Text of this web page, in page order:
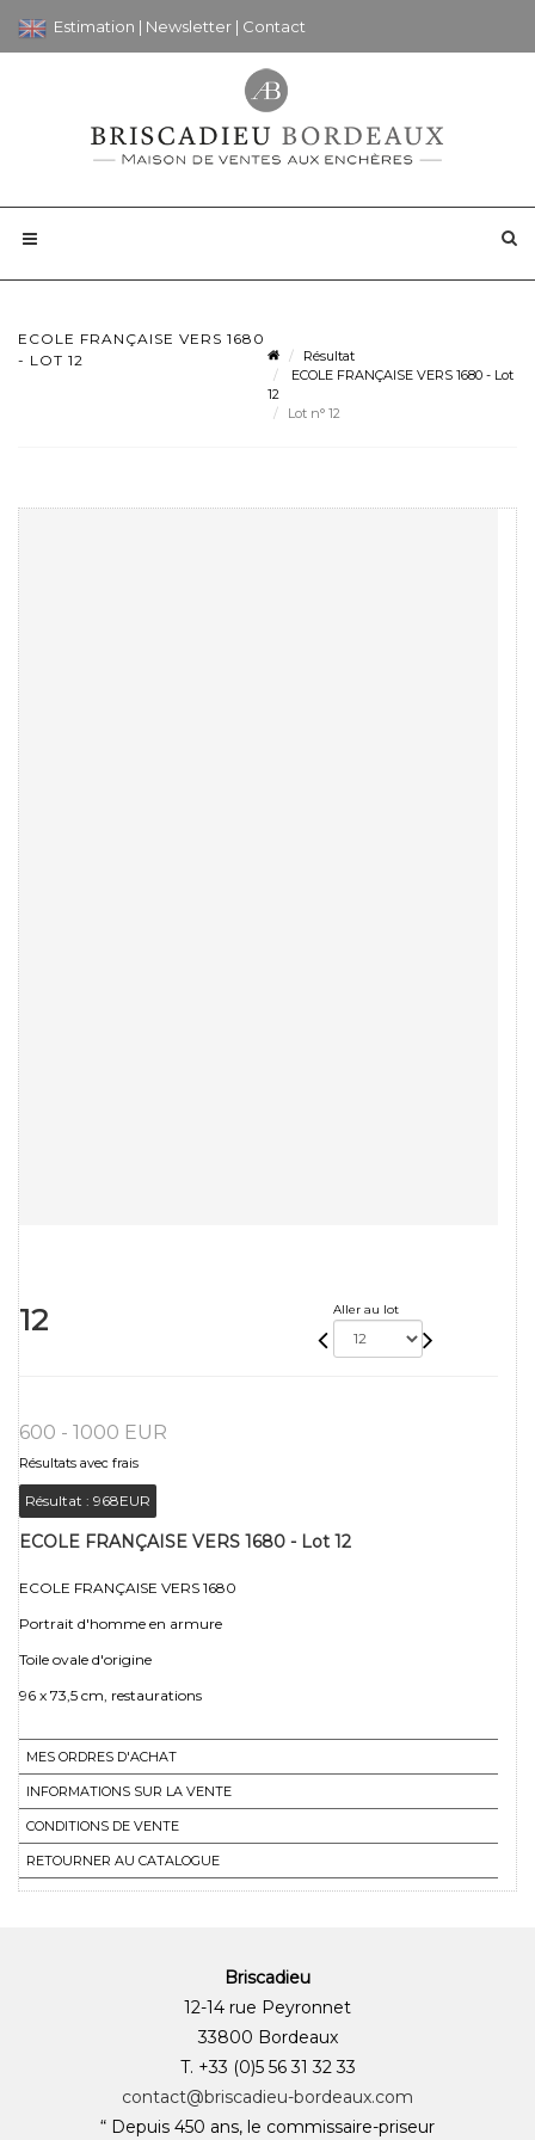
Estimation | Newsletter | Contact
ECOLE FRANÇAISE VERS 1680
- LOT 12
Résultat
ECOLE FRANÇAISE VERS 1680 - Lot
12
Lot n° 12
12 Aller au lot
600 - 1000 EUR
Résultats avec frais
Résultat : 968EUR
ECOLE FRANÇAISE VERS 1680 - Lot 12
ECOLE FRANÇAISE VERS 1680
Portrait d'homme en armure
Toile ovale d'origine
96 x 73,5 cm, restaurations
MES ORDRES D'ACHAT
INFORMATIONS SUR LA VENTE
CONDITIONS DE VENTE
RETOURNER AU CATALOGUE
Briscadieu
12-14 rue Peyronnet
33800 Bordeaux
T. +33 (0)5 56 31 32 33
contact@briscadieu-bordeaux.com
“ Depuis 450 ans, le commissaire-priseur